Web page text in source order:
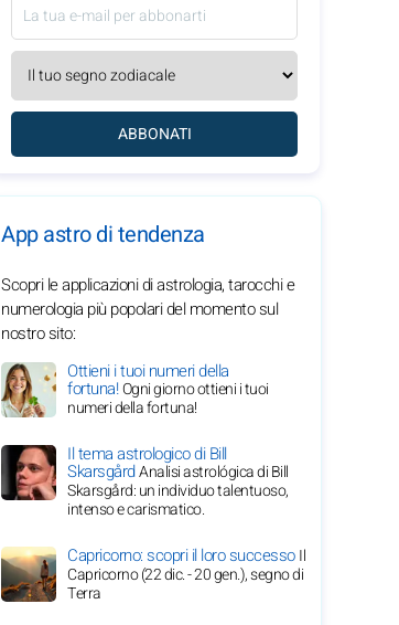
ABBONATI
App astro di tendenza
Scopri le applicazioni di astrologia, tarocchi e
numerologia più popolari del momento sul
nostro sito:
Ottieni i tuoi numeri della
fortuna!Ogni giorno ottieni i tuoi
numeri della fortuna!
Il tema astrologico di Bill
SkarsgårdAnalisi astrológica di Bill
Skarsgård: un individuo talentuoso,
intenso e carismatico.
Capricorno: scopri il loro successoIl
Capricorno (22 dic. - 20 gen.), segno di
Terra